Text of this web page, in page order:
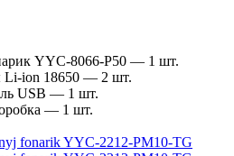
YYC-8066-P50 — 1 шт.
Li-ion 18650 — 2 шт.
USB — 1 шт.
— 1 шт.